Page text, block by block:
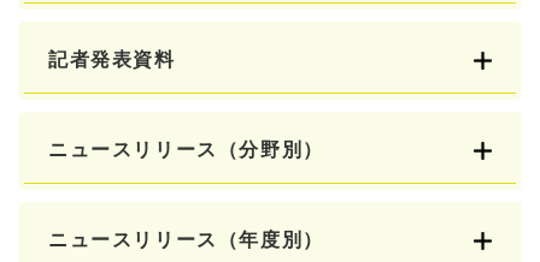
記者発表資料
ニュースリリース（分野別）
ニュースリリース（年度別）